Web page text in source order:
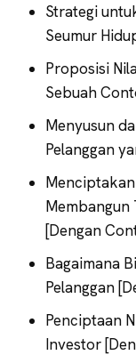
Strategi
Seumur
Proposisi
Sebuah
Menyusun
Pelanggan
Membangun
[Dengan
Bagaimana
Pelanggan
Penciptaan
Investor